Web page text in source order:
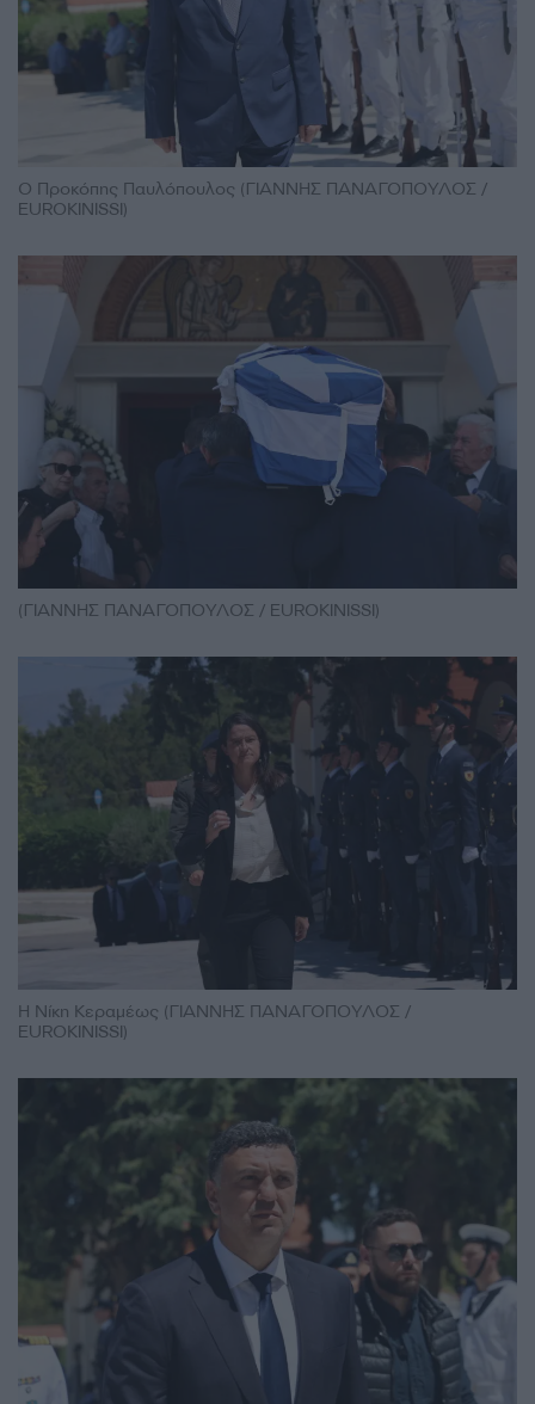
Ο Προκόπης Παυλόπουλος (ΓΙΑΝΝΗΣ ΠΑΝΑΓΟΠΟΥΛΟΣ /
EUROKINISSI)
(ΓΙΑΝΝΗΣ ΠΑΝΑΓΟΠΟΥΛΟΣ / EUROKINISSI)
Η Νίκη Κεραμέως (ΓΙΑΝΝΗΣ ΠΑΝΑΓΟΠΟΥΛΟΣ /
EUROKINISSI)